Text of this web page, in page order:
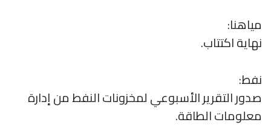
مياهنا:
نهاية اكتتاب.
نفط:
صدور التقرير الأسبوعي لمخزونات النفط من إدارة
معلومات الطاقة.